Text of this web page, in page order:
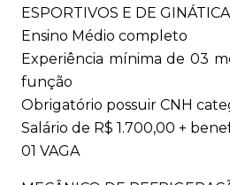
ESPORTIVOS E DE GINÁTICA
Ensino Médio completo
Experiência mínima de 03
função
Obrigatório possuir CNH
Salário de R$ 1.700,00 +
01 VAGA